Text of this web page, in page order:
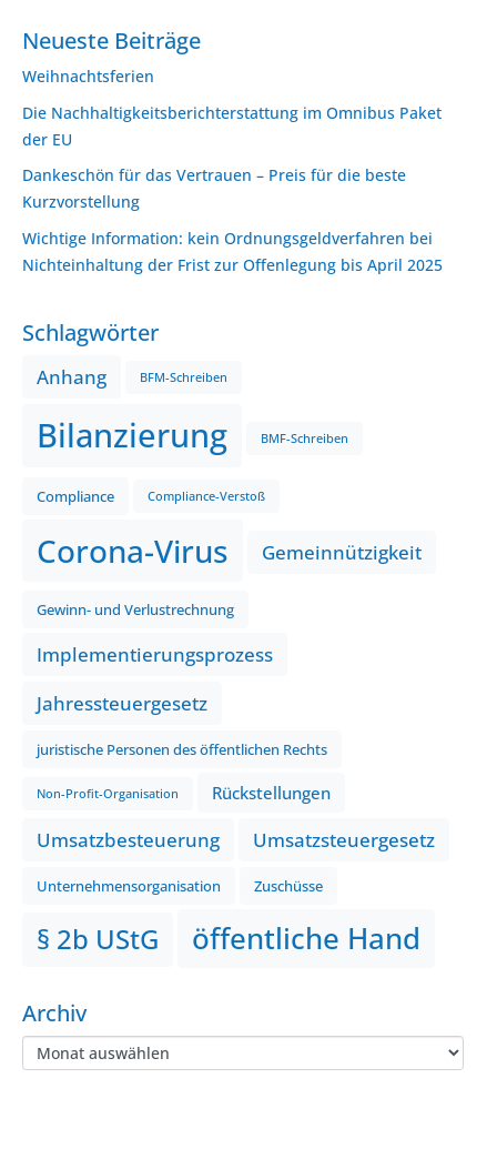
Neueste Beiträge
Weihnachtsferien
Die Nachhaltigkeitsberichterstattung im Omnibus Paket
der EU
Dankeschön für das Vertrauen – Preis für die beste
Kurzvorstellung
Wichtige Information: kein Ordnungsgeldverfahren bei
Nichteinhaltung der Frist zur Offenlegung bis April 2025
Schlagwörter
Anhang BFM-Schreiben
Bilanzierung BMF-Schreiben
Compliance Compliance-Verstoß
Corona-Virus Gemeinnützigkeit
Gewinn- und Verlustrechnung
Implementierungsprozess
Jahressteuergesetz
juristische Personen des öffentlichen Rechts
Non-Profit-Organisation Rückstellungen
Umsatzbesteuerung Umsatzsteuergesetz
Unternehmensorganisation Zuschüsse
§ 2b UStG öffentliche Hand
Archiv